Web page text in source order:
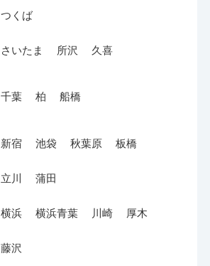
つくば
さいたま 所沢 久喜
千葉 柏 船橋
新宿 池袋 秋葉原 板橋
立川 蒲田
横浜 横浜青葉 川崎 厚木
藤沢